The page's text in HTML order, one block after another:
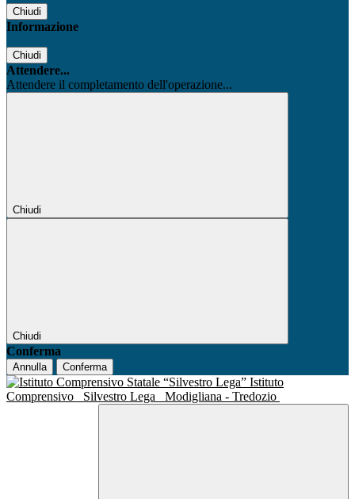
Chiudi
Informazione
Chiudi
Attendere...
Attendere il completamento dell'operazione...
Chiudi
Chiudi
Conferma
Annulla Conferma
Istituto
Comprensivo
Silvestro Lega Modigliana - Tredozio